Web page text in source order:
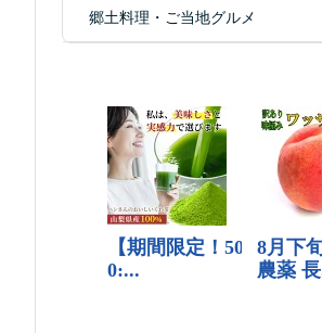
郷土料理・ご当地グルメ